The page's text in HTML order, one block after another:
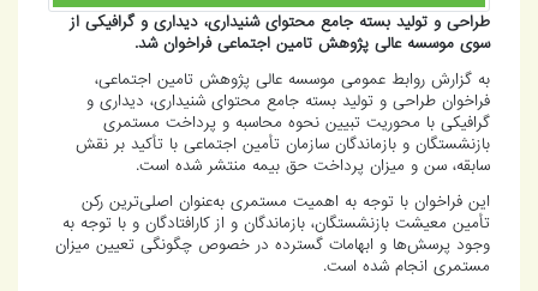
طراحی و تولید بسته جامع محتوای شنیداری، دیداری و گرافیکی از
سوی موسسه عالی پژوهش تامین اجتماعی فراخوان شد.
به گزارش روابط عمومی موسسه عالی پژوهش تامین اجتماعی،
فراخوان طراحی و تولید بسته جامع محتوای شنیداری، دیداری و
گرافیکی با محوریت تبیین نحوه محاسبه و پرداخت مستمری
بازنشستگان و بازماندگان سازمان تأمین اجتماعی با تأکید بر نقش
سابقه، سن و میزان پرداخت حق بیمه منتشر شده است.
این فراخوان با توجه به اهمیت مستمری به‌عنوان اصلی‌ترین رکن
تأمین معیشت بازنشستگان، بازماندگان و از کارافتادگان و با توجه به
وجود پرسش‌ها و ابهامات گسترده در خصوص چگونگی تعیین میزان
مستمری انجام شده است.